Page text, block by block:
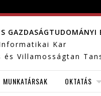
GAZDASÁGTUDOMÁNYI
Kar
és Villamosságtan
MUNKATÁRSAK OKTATÁS